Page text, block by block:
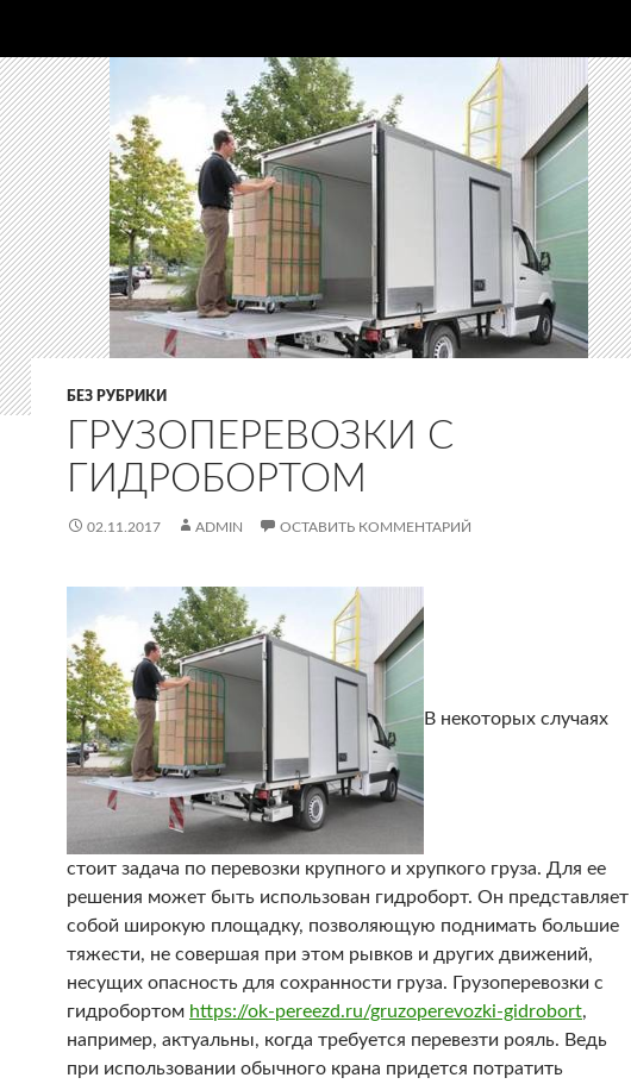
БЕЗ РУБРИКИ
ГРУЗОПЕРЕВОЗКИ С
ГИДРОБОРТОМ
02.11.2017 ADMIN ОСТАВИТЬ КОММЕНТАРИЙ
В некоторых случаях
стоит задача по перевозки крупного и хрупкого груза. Для ее
решения может быть использован гидроборт. Он представляет
собой широкую площадку, позволяющую поднимать большие
тяжести, не совершая при этом рывков и других движений,
несущих опасность для сохранности груза. Грузоперевозки с
гидробортом https://ok-pereezd.ru/gruzoperevozki-gidrobort,
например, актуальны, когда требуется перевезти рояль. Ведь
при использовании обычного крана придется потратить